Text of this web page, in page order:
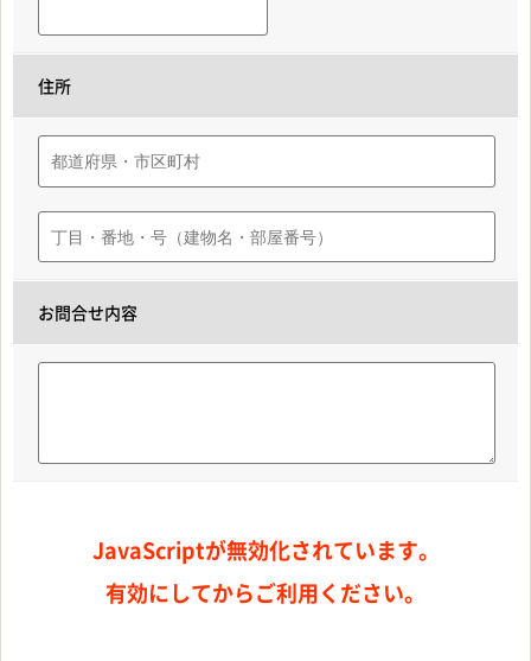
住所
お問合せ内容
JavaScriptが無効化されています。
有効にしてからご利用ください。